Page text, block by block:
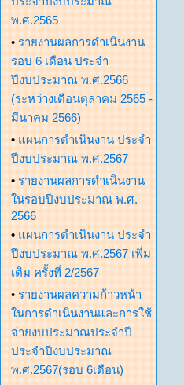
พ.ศ.2565
• รายงานผลการดำเนินงาน
รอบ 6 เดือน ประจำ
ปีงบประมาณ พ.ศ.2566
(ระหว่างเดือนตุลาคม 2565 -
มีนาคม 2566)
• แผนการดำเนินงาน ประจำ
ปีงบประมาณ พ.ศ.2567
• รายงานผลการดำเนินงาน
ในรอบปีงบประมาณ พ.ศ.
2566
• แผนการดำเนินงาน ประจำ
ปีงบประมาณ พ.ศ.2567 เพิ่ม
เติม ครั้งที่ 2/2567
• รายงานผลความก้าวหน้า
ในการดำเนินงานและการใช้
จ่ายงบประมาณประจำปี
ประจำปีงบประมาณ
พ.ศ.2567(รอบ 6เดือน)